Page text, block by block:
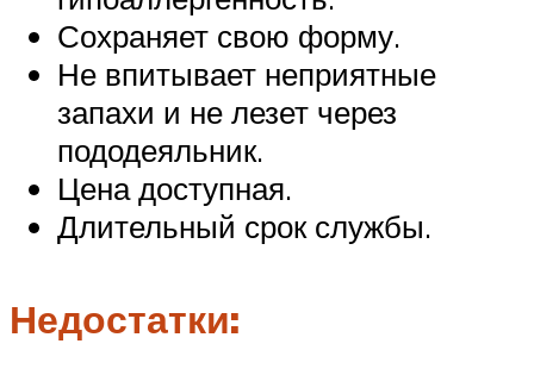
Сохраняет свою форму.
Не впитывает неприятные
запахи и не лезет через
пододеяльник.
Цена доступная.
Длительный срок службы.
Недостатки: